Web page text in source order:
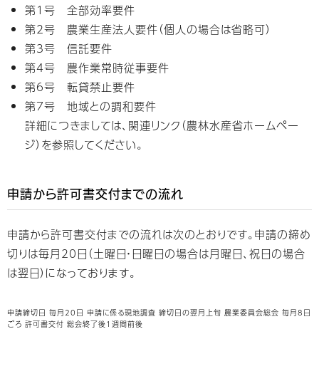
第1号 全部効率要件
第2号 農業生産法人要件（個人の場合は省略可）
第3号 信託要件
第4号 農作業常時従事要件
第6号 転貸禁止要件
第7号 地域との調和要件
詳細につきましては、関連リンク（農林水産省ホームペー
ジ）を参照してください。
申請から許可書交付までの流れ
申請から許可書交付までの流れは次のとおりです。申請の締め
切りは毎月20日（土曜日・日曜日の場合は月曜日、祝日の場合
は翌日）になっております。
申請締切日 毎月20日 申請に係る現地調査 締切日の翌月上旬 農業委員会総会 毎月8日
ごろ 許可書交付 総会終了後1週間前後